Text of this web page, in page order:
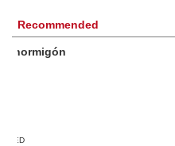
Recommended
Botánica Agroalimentaria